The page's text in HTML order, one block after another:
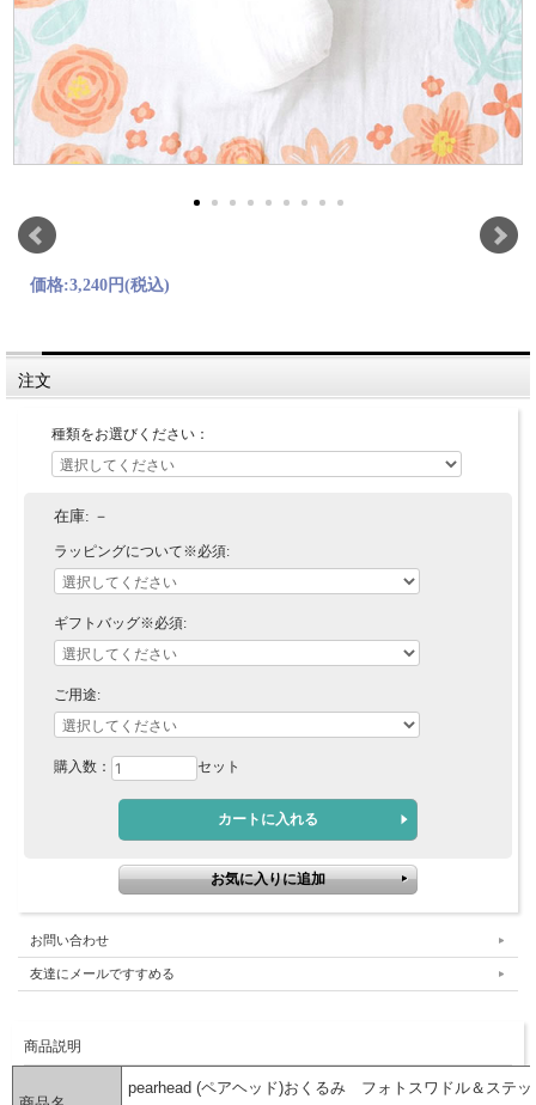
価格:3,240円(税込)
注文
種類をお選びください：
在庫: －
ラッピングについて※必須:
ギフトバッグ※必須:
ご用途:
購入数： セット
お問い合わせ
友達にメールですすめる
商品説明
pearhead (ペアヘッド)おくるみ フォトスワドル＆ステッ